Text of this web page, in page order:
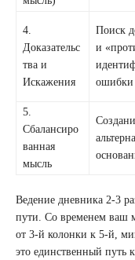
4.
Доказательс
тва и
Искажения
Поиск
и
ошибки
5.
Сбалансиро
ванная
мысль
Ведение дневника 2-3
пути. Со временем ваш
от 3-й колонки к 5-й,
это единственный путь